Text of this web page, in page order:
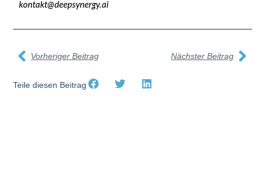
kontakt@deepsynergy.ai
Vorheriger Beitrag Nächster Beitrag
Teile diesen Beitrag